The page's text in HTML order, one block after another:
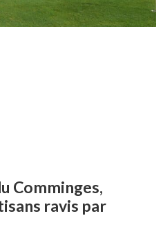
Comminges,
ravis par